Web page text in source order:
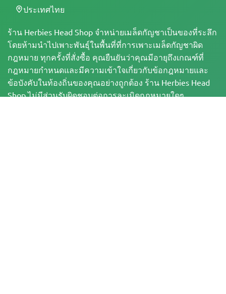
ร้าน Herbies Head Shop จำหน่ายเมล็ดกัญชาเป็นของที่ระลึก
โดยห้ามนำไปเพาะพันธุ์ในพื้นที่ที่การเพาะเมล็ดกัญชาผิด
กฎหมาย ทุกครั้งที่สั่งซื้อ คุณยืนยันว่าคุณมีอายุถึงเกณฑ์ที่
กฎหมายกำหนดและมีความเข้าใจเกี่ยวกับข้อกฎหมายและ
ข้อบังคับในท้องถิ่นของคุณอย่างถูกต้อง ร้าน Herbies Head
Shop ไม่มีส่วนรับผิดชอบต่อการละเมิดกฎหมายใดๆ
ประเทศไทย